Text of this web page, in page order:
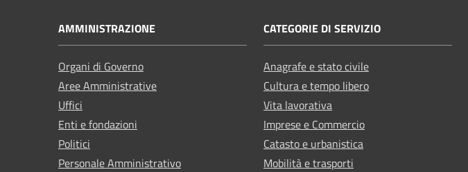
AMMINISTRAZIONE
Organi di Governo
Aree Amministrative
Uffici
Enti e fondazioni
Politici
Personale Amministrativo
CATEGORIE DI SERVIZIO
Anagrafe e stato civile
Cultura e tempo libero
Vita lavorativa
Imprese e Commercio
Catasto e urbanistica
Mobilità e trasporti